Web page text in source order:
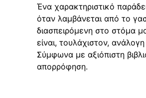
Ένα χαρακτηριστικό
όταν λαμβάνεται από το
διασπειρόμενη στο στόμα
είναι, τουλάχιστον,
Σύμφωνα με αξιόπιστη
απορρόφηση.